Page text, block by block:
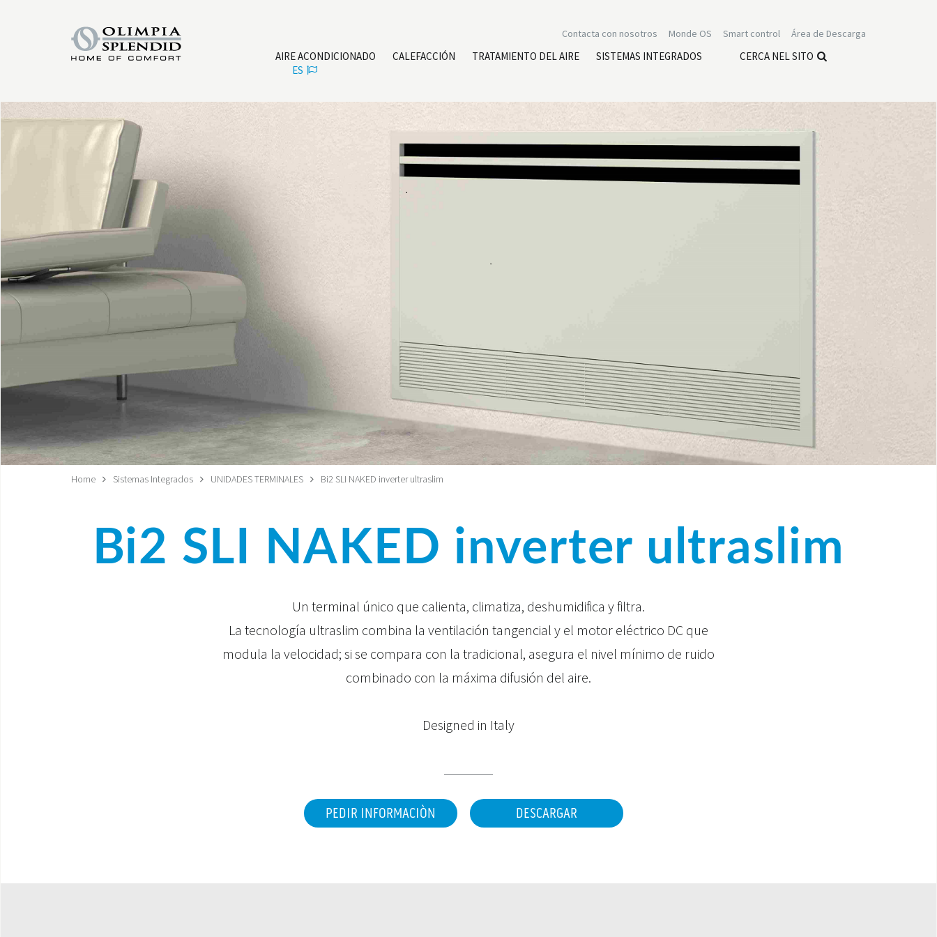
Área de Descarga
Smart control
Monde OS
Contacta con nosotros
AIRE ACONDICIONADO CALEFACCIÓN TRATAMIENTO DEL AIRE SISTEMAS INTEGRADOS
CERCA NEL SITO
ES
Home Sistemas Integrados UNIDADES TERMINALES Bi2 SLI NAKED inverter ultraslim
Bi2 SLI NAKED inverter ultraslim
Un terminal único que calienta, climatiza, deshumidifica y filtra.
La tecnología ultraslim combina la ventilación tangencial y el motor eléctrico DC que
modula la velocidad; si se compara con la tradicional, asegura el nivel mínimo de ruido
combinado con la máxima difusión del aire.
Designed in Italy
PEDIR INFORMACIÒN DESCARGAR